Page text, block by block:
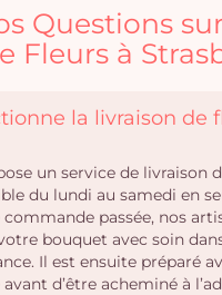
Questions
Fleurs à
la livraison de
un service de livraison
du lundi au samedi en
passée, nos
bouquet avec soin
Il est ensuite préparé
d’être acheminé à